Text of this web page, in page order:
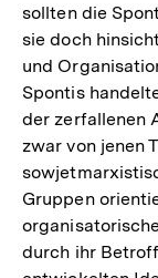
sollten die
sie doch
und
Spontis
der zerfallenen
zwar von jenen
Gruppen
durch ihr